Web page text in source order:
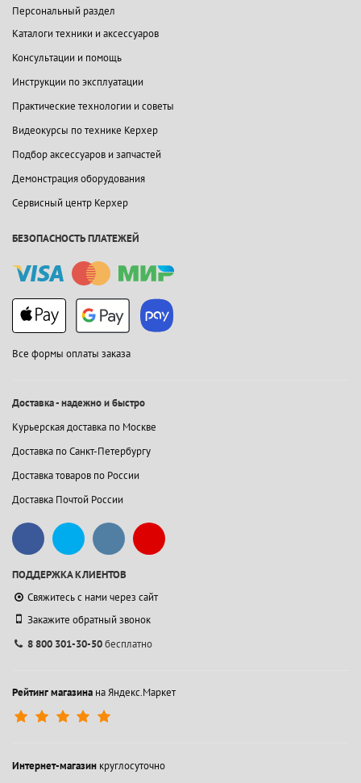
Персональный раздел
Каталоги техники и аксессуаров
Консультации и помощь
Инструкции по эксплуатации
Практические технологии и советы
Видеокурсы по технике Керхер
Подбор аксессуаров и запчастей
Демонстрация оборудования
Сервисный центр Керхер
БЕЗОПАСНОСТЬ ПЛАТЕЖЕЙ
Все формы оплаты заказа
Доставка - надежно и быстро
Курьерская доставка по Москве
Доставка по Санкт-Петербургу
Доставка товаров по России
Доставка Почтой России
ПОДДЕРЖКА КЛИЕНТОВ
Свяжитесь с нами через сайт
Закажите обратный звонок
8 800 301-30-50бесплатно
Рейтинг магазина на Яндекс.Маркет
Интернет-магазин круглосуточно